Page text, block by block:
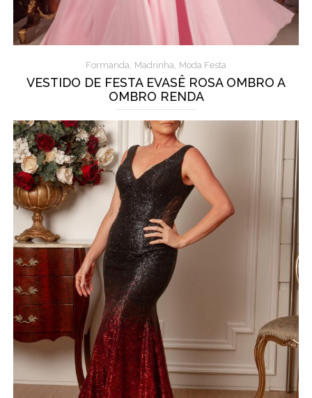
Formanda, Madrinha, Moda Festa
VESTIDO DE FESTA EVASÊ ROSA OMBRO A
OMBRO RENDA